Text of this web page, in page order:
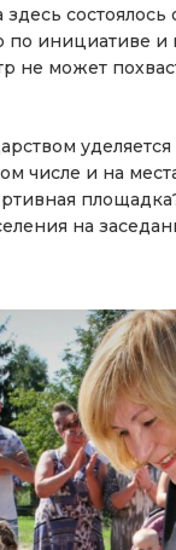
здесь
по инициативе
не может
числе и на
на